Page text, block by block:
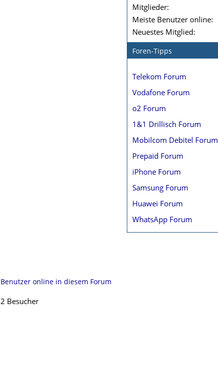
Mitglieder
Meiste Benutzer online
Neuestes Mitglied
Foren-Tipps
Telekom Forum
Vodafone Forum
o2 Forum
1&1 Drillisch Forum
Mobilcom Debitel Forum
Prepaid Forum
iPhone Forum
Samsung Forum
Huawei Forum
WhatsApp Forum
Benutzer online in diesem Forum
2 Besucher